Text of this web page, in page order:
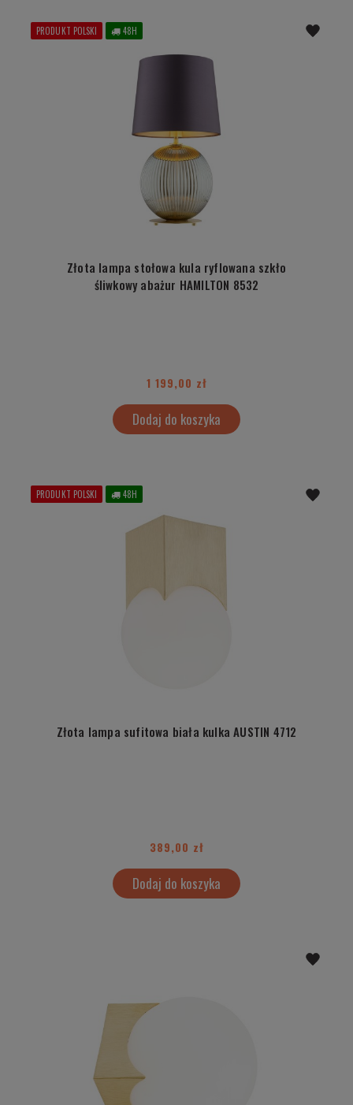
Złota lampa stołowa kula ryflowana szkło
śliwkowy abażur HAMILTON 8532
1 199,00 zł
Dodaj do koszyka
PRODUKT POLSKI 48H
Złota lampa sufitowa biała kulka AUSTIN 4712
389,00 zł
Dodaj do koszyka
PRODUKT POLSKI 48H